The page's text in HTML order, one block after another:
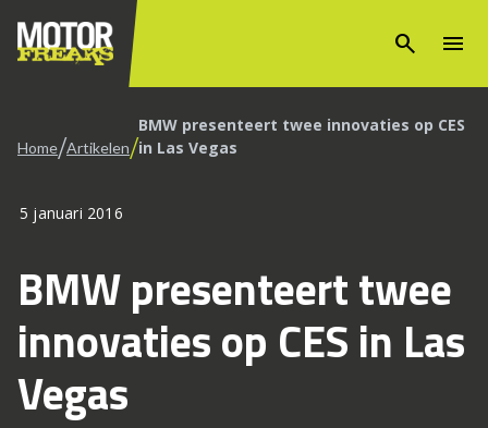
search menu
Home/Artikelen/BMW presenteert twee innovaties op CES
in Las Vegas
5 januari 2016
BMW presenteert twee
innovaties op CES in Las
Vegas